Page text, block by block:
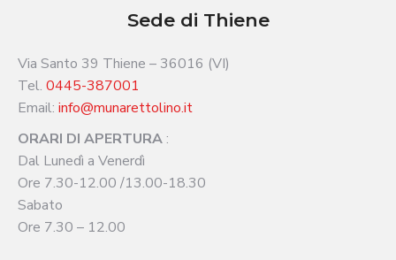
Sede di Thiene
Via Santo 39 Thiene – 36016 (VI)
Tel. 0445-387001
Email: info@munarettolino.it
ORARI DI APERTURA:
Dal Lunedì a Venerdì
Ore 7.30-12.00 /13.00-18.30
Sabato
Ore 7.30 – 12.00